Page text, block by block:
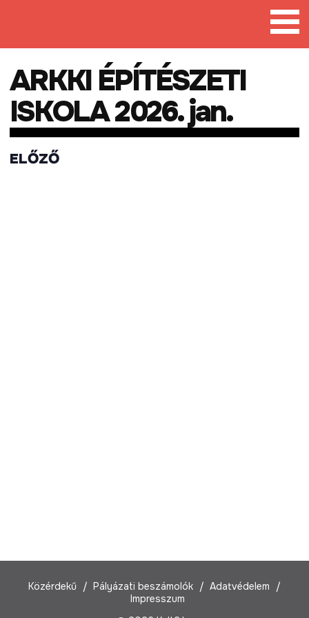
ARKKI ÉPÍTÉSZETI
ISKOLA 2026. jan.
ELŐZŐ
Közérdekű Pályázati beszámolók
Adatvédelem
Impresszum